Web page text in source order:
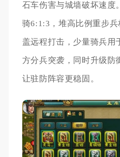
石车伤害与城墙破坏速度
骑6:1:3，堆高比例重步
盖远程打击，少量骑兵用
方分兵突袭，同时升级防
让驻防阵容更稳固。